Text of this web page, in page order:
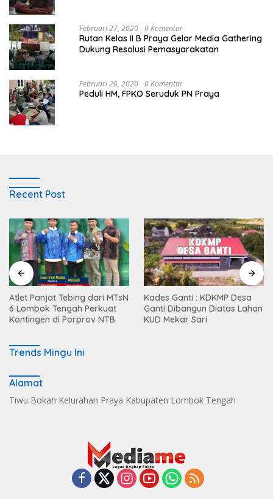
Februari 27, 2020 0 Komentar
Rutan Kelas II B Praya Gelar Media Gathering
Dukung Resolusi Pemasyarakatan
Februari 26, 2020 0 Komentar
Peduli HM, FPKO Seruduk PN Praya
Recent Post
Atlet Panjat Tebing dari MTsN
6 Lombok Tengah Perkuat
Kontingen di Porprov NTB
Kades Ganti : KDKMP Desa
Ganti Dibangun Diatas Lahan
KUD Mekar Sari
Trends Mingu Ini
Alamat
Tiwu Bokah Kelurahan Praya Kabupaten Lombok Tengah